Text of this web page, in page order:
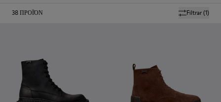
Filtrar(1)
38ΠΡΟΪΌΝ